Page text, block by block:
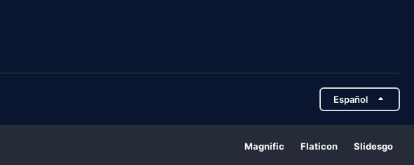
Español
Magnific Flaticon Slidesgo